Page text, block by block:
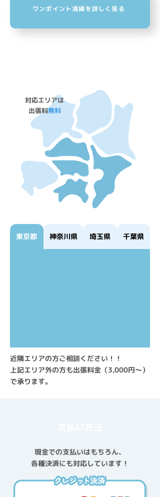
ワンポイント清掃を詳しく見る
対応エリアは
​出張料無料
東京都 神奈川県 埼玉県 千葉県
近隣エリアの方ご相談ください！！
上記エリア外の方も出張料金（3,000円～）
で承ります。
現金での支払いはもちろん、
各種決済にも対応しています！